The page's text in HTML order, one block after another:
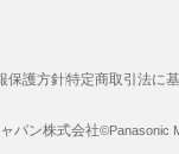
保護方針特定商取引法に
パン株式会社©Panasonic